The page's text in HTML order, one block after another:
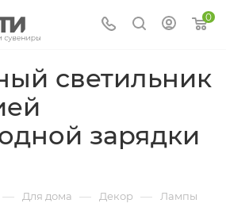
0
светильник
зарядки
— Для дома — Декор — Лампы